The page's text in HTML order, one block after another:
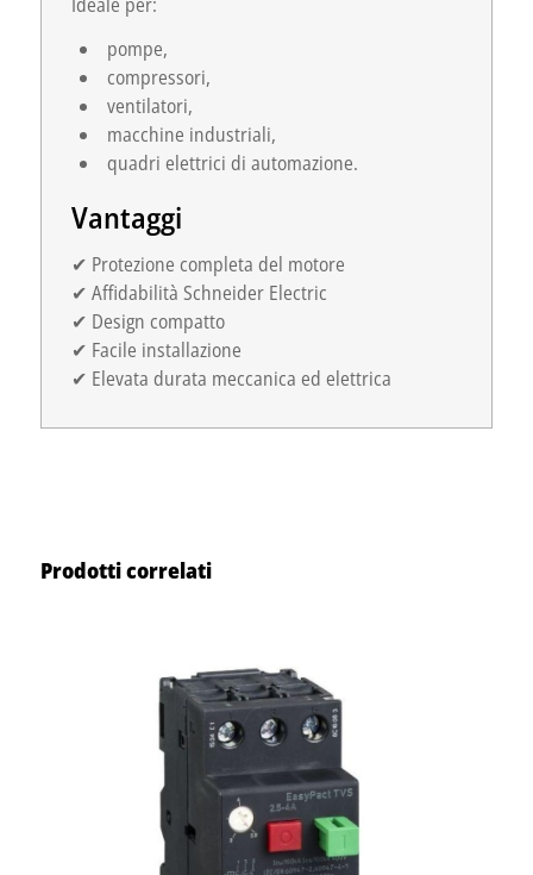
pompe,
compressori,
ventilatori,
macchine industriali,
quadri elettrici di automazione.
Vantaggi
✔ Protezione completa del motore
✔ Affidabilità Schneider Electric
✔ Design compatto
✔ Facile installazione
✔ Elevata durata meccanica ed elettrica
Prodotti correlati